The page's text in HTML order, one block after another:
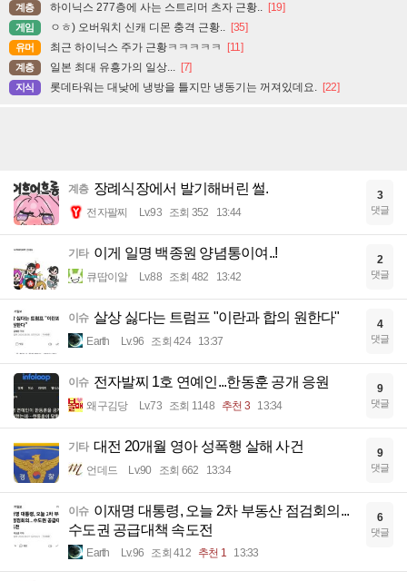
계층 하이닉스 277층에 사는 스트리머 츠자 근황.. [19]
게임 ㅇㅎ) 오버워치 신캐 디몬 충격 근황.. [35]
유머 최근 하이닉스 주가 근황ㅋㅋㅋㅋㅋ [11]
계층 일본 최대 유흥가의 일상... [7]
지식 롯데타워는 대낮에 냉방을 틀지만 냉동기는 꺼져있데요. [22]
계층 장례식장에서 발기해버린 썰.
전자팔찌 Lv.93 조회 352 13:44
3
댓글
기타 이게 일명 백종원 양념통이여..!
큐땁이알 Lv.88 조회 482 13:42
2
댓글
이슈 살상 싫다는 트럼프 "이란과 합의 원한다"
Earth Lv.96 조회 424 13:37
4
댓글
이슈 전자발찌 1호 연예인...한동훈 공개 응원
왜구김당 Lv.73 조회 1148 추천 3 13:34
9
댓글
기타 대전 20개월 영아 성폭행 살해 사건
언데드 Lv.90 조회 662 13:34
9
댓글
이슈 이재명 대통령, 오늘 2차 부동산 점검회의...
수도권 공급대책 속도전
Earth Lv.96 조회 412 추천 1 13:33
6
댓글